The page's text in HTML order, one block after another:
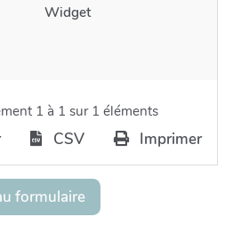
Widget
1 à 1 sur 1 éléments
CSV Imprimer
formulaire